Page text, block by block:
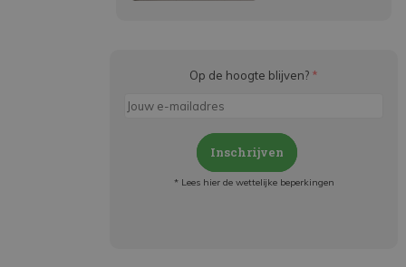
Op de hoogte blijven? *
Inschrijven
* Lees hier de wettelijke beperkingen